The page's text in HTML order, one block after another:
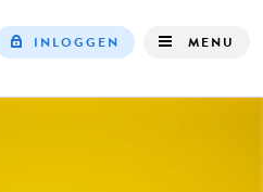
INLOGGEN MENU